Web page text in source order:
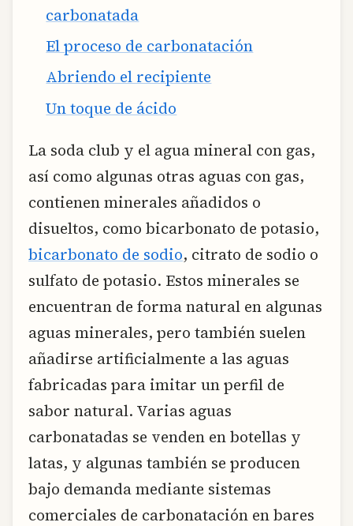
carbonatada
El proceso de carbonatación
Abriendo el recipiente
Un toque de ácido
La soda club y el agua mineral con gas,
así como algunas otras aguas con gas,
contienen minerales añadidos o
disueltos, como bicarbonato de potasio,
bicarbonato de sodio, citrato de sodio o
sulfato de potasio. Estos minerales se
encuentran de forma natural en algunas
aguas minerales, pero también suelen
añadirse artificialmente a las aguas
fabricadas para imitar un perfil de
sabor natural. Varias aguas
carbonatadas se venden en botellas y
latas, y algunas también se producen
bajo demanda mediante sistemas
comerciales de carbonatación en bares